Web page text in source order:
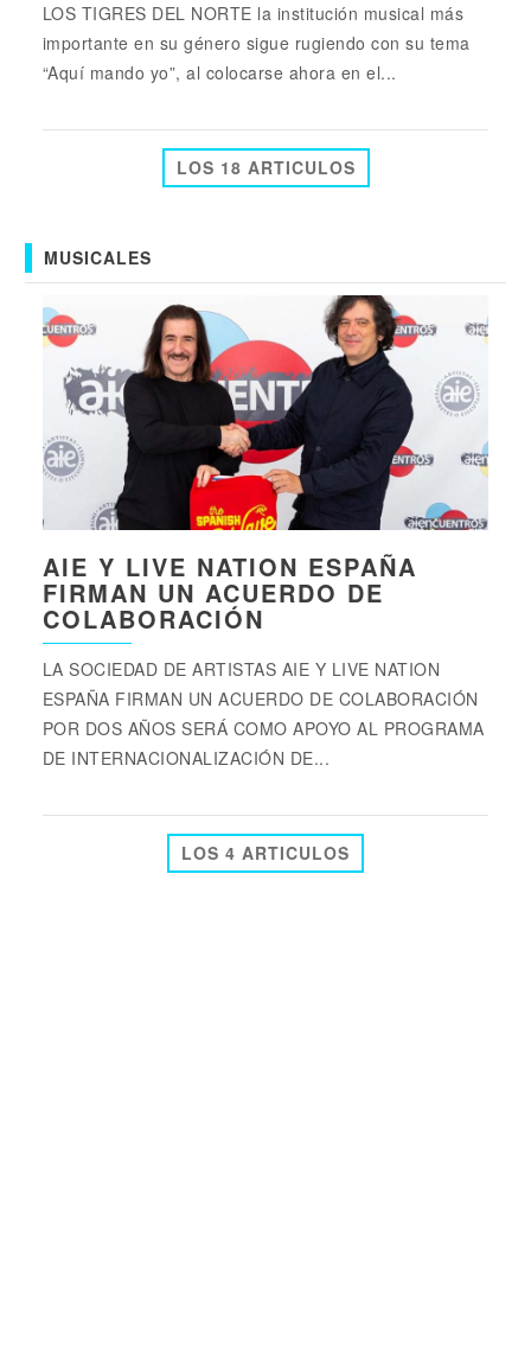
LOS TIGRES DEL NORTE la institución musical más
importante en su género sigue rugiendo con su tema
“Aquí mando yo”, al colocarse ahora en el...
LOS 18 ARTICULOS
MUSICALES
AIE Y LIVE NATION ESPAÑA
FIRMAN UN ACUERDO DE
COLABORACIÓN
LA SOCIEDAD DE ARTISTAS AIE Y LIVE NATION
ESPAÑA FIRMAN UN ACUERDO DE COLABORACIÓN
POR DOS AÑOS SERÁ COMO APOYO AL PROGRAMA
DE INTERNACIONALIZACIÓN DE...
LOS 4 ARTICULOS